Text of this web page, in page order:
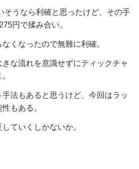
そうなら利確と思ったけど、その手
円で揉み合い。
くなったので無難に利確。
な流れを意識せずにティックチャ
法もあると思うけど、今回はラッ
もある。
ていくしかないか。